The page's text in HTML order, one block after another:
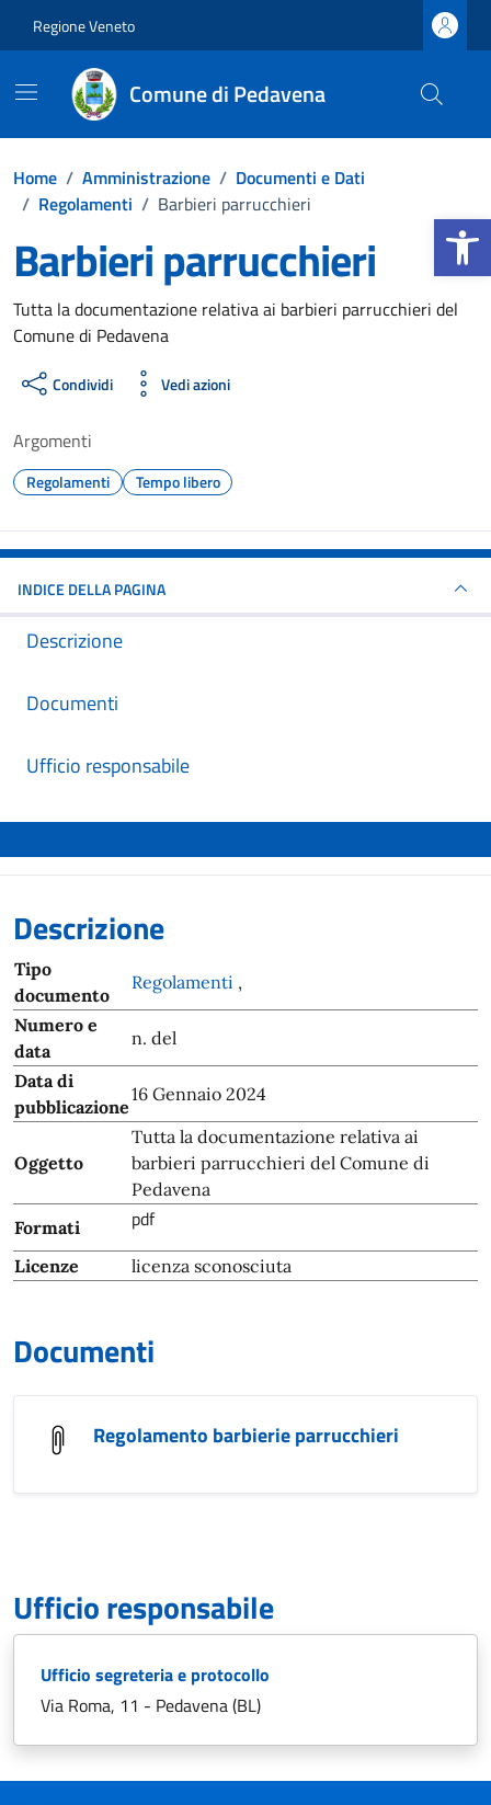
Regione Veneto
Comune di Pedavena
Home / Amministrazione / Documenti e Dati
/ Regolamenti / Barbieri parrucchieri
Barbieri parrucchieri
Dettagli del documento
Tutta la documentazione relativa ai barbieri parrucchieri del
Comune di Pedavena
Condividi Vedi azioni
Argomenti
Regolamenti Tempo libero
INDICE DELLA PAGINA
Descrizione
Documenti
Ufficio responsabile
Descrizione
Tipo
documento
Regolamenti ,
Numero e
data
n. del
Data di
pubblicazione
16 Gennaio 2024
Oggetto
Tutta la documentazione relativa ai
barbieri parrucchieri del Comune di
Pedavena
Formati
pdf
Licenze licenza sconosciuta
Documenti
Regolamento barbierie parrucchieri
Ufficio responsabile
Ufficio segreteria e protocollo
Via Roma, 11 - Pedavena (BL)
Apri la